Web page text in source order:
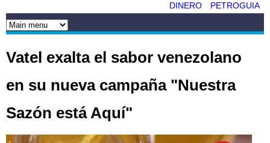
PETROGUIA
DINERO
Vatel exalta el sabor venezolano
en su nueva campaña "Nuestra
Sazón está Aquí"